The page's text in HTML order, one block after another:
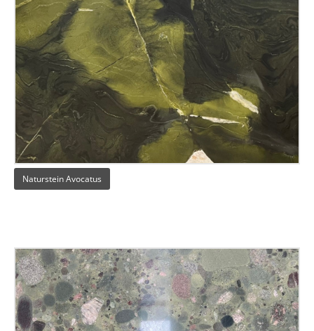
Naturstein Avocatus